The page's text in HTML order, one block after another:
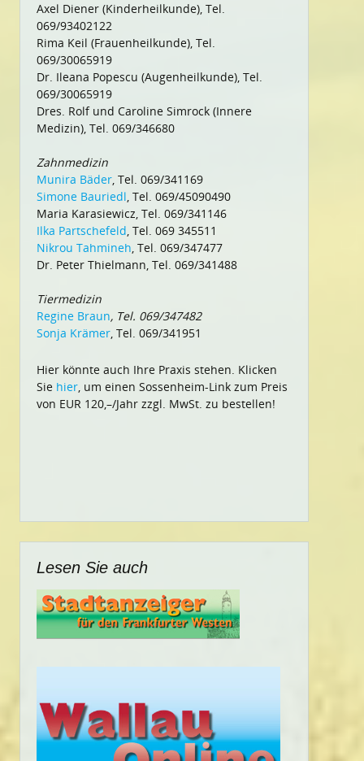
Axel Diener (Kinderheilkunde), Tel.
069/93402122
Rima Keil (Frauenheilkunde), Tel.
069/30065919
Dr. Ileana Popescu (Augenheilkunde), Tel.
069/30065919
Dres. Rolf und Caroline Simrock (Innere
Medizin), Tel. 069/346680
Zahnmedizin
Munira Bäder, Tel. 069/341169
Simone Bauriedl, Tel. 069/45090490
Maria Karasiewicz, Tel. 069/341146
Ilka Partschefeld, Tel. 069 345511
Nikrou Tahmineh, Tel. 069/347477
Dr. Peter Thielmann, Tel. 069/341488
Tiermedizin
Regine Braun, Tel. 069/347482
Sonja Krämer, Tel. 069/341951
Hier könnte auch Ihre Praxis stehen. Klicken
Sie hier, um einen Sossenheim-Link zum Preis
von EUR 120,–/Jahr zzgl. MwSt. zu bestellen!
Lesen Sie auch